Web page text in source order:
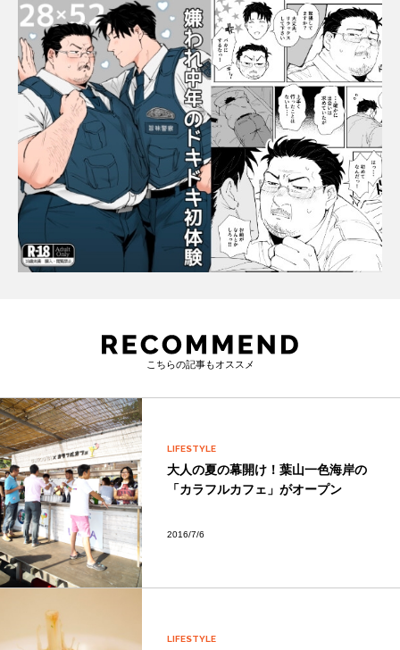
こちらの記事もオススメ
LIFESTYLE
大人の夏の幕開け！葉山一色海岸の
「カラフルカフェ」がオープン
2016/7/6
LIFESTYLE